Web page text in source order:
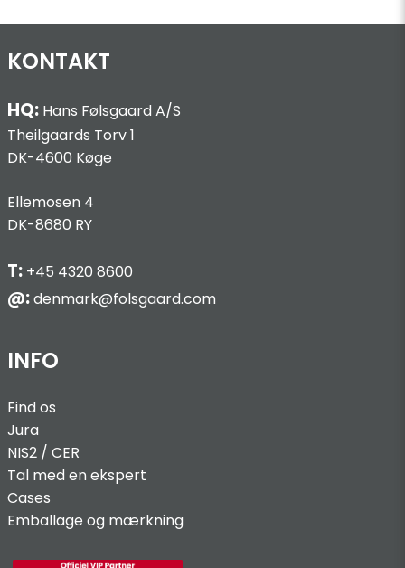
KONTAKT
HQ: Hans Følsgaard A/S
Theilgaards Torv 1
DK-4600 Køge
Ellemosen 4
DK-8680 RY
T: +45 4320 8600
@:denmark@folsgaard.com
INFO
Find os
Jura
NIS2 / CER
Tal med en ekspert
Cases
Emballage og mærkning